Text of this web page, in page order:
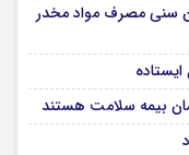
سنی مصرف مواد مخدر
بیمه سلامت هستند